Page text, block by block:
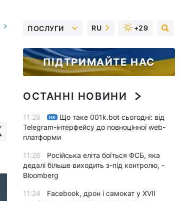
ПОСЛУГИ RU +29
ПІДТРИМАЙТЕ НАС
ОСТАННІ НОВИНИ
11:28 НК
Що таке 001k.bot сьогодні: від
Telegram-інтерфейсу до повноцінної web-
платформи
11:26
Російська еліта боїться ФСБ, яка
дедалі більше виходить з-під контролю, -
Bloomberg
11:24
Facebook, дрон і самокат у XVII